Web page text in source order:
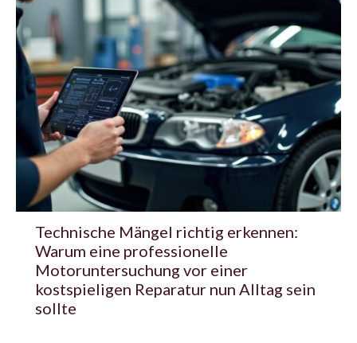
Technische Mängel richtig erkennen:
Warum eine professionelle
Motoruntersuchung vor einer
kostspieligen Reparatur nun Alltag sein
sollte